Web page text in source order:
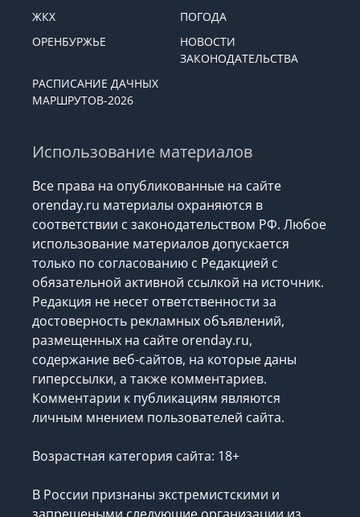
ЖКХ
ПОГОДА
ОРЕНБУРЖЬЕ
НОВОСТИ
ЗАКОНОДАТЕЛЬСТВА
РАСПИСАНИЕ ДАЧНЫХ
МАРШРУТОВ-2026
Использование материалов
Все права на опубликованные на сайте
orenday.ru материалы охраняются в
соответствии с законодательством РФ. Любое
использование материалов допускается
только по согласованию с Редакцией с
обязательной активной ссылкой на источник.
Редакция не несет ответственности за
достоверность рекламных объявлений,
размещенных на сайте orenday.ru,
содержание веб-сайтов, на которые даны
гиперссылки, а также комментариев.
Комментарии к публикациям являются
личным мнением пользователей сайта.
Возрастная категория сайта: 18+
В России признаны экстремистскими и